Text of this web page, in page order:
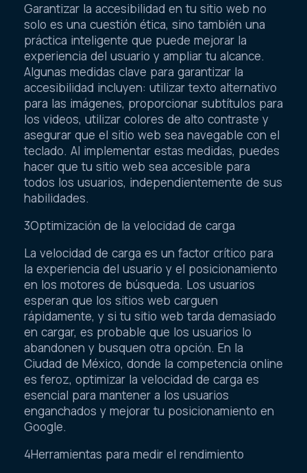
Garantizar la accesibilidad en tu sitio web no
solo es una cuestión ética, sino también una
práctica inteligente que puede mejorar la
experiencia del usuario y ampliar tu alcance.
Algunas medidas clave para garantizar la
accesibilidad incluyen: utilizar texto alternativo
para las imágenes, proporcionar subtítulos para
los videos, utilizar colores de alto contraste y
asegurar que el sitio web sea navegable con el
teclado. Al implementar estas medidas, puedes
hacer que tu sitio web sea accesible para
todos los usuarios, independientemente de sus
habilidades.
3Optimización de la velocidad de carga
La velocidad de carga es un factor crítico para
la experiencia del usuario y el posicionamiento
en los motores de búsqueda. Los usuarios
esperan que los sitios web carguen
rápidamente, y si tu sitio web tarda demasiado
en cargar, es probable que los usuarios lo
abandonen y busquen otra opción. En la
Ciudad de México, donde la competencia online
es feroz, optimizar la velocidad de carga es
esencial para mantener a los usuarios
enganchados y mejorar tu posicionamiento en
Google.
4Herramientas para medir el rendimiento